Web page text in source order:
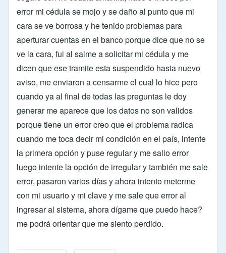
error mi cédula se mojo y se daño al punto que mi
cara se ve borrosa y he tenido problemas para
aperturar cuentas en el banco porque dice que no se
ve la cara, fui al saime a solicitar mi cédula y me
dicen que ese tramite esta suspendido hasta nuevo
aviso, me enviaron a censarme el cual lo hice pero
cuando ya al final de todas las preguntas le doy
generar me aparece que los datos no son validos
porque tiene un error creo que el problema radica
cuando me toca decir mi condición en el país, intente
la primera opción y puse regular y me salio error
luego intente la opción de irregular y también me sale
error, pasaron varios días y ahora intento meterme
con mi usuario y mi clave y me sale que error al
ingresar al sistema, ahora dígame que puedo hace?
me podrá orientar que me siento perdido.